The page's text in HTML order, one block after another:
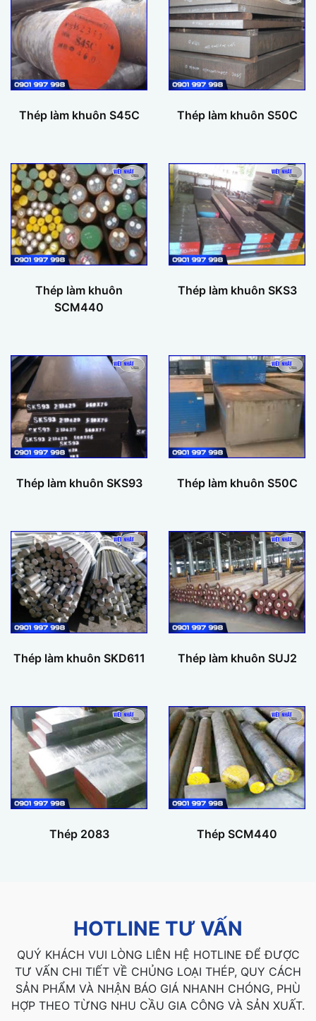
Thép làm khuôn S45C Thép làm khuôn S50C
Thép làm khuôn
SCM440
Thép làm khuôn SKS3
Thép làm khuôn SKS93 Thép làm khuôn S50C
Thép làm khuôn SKD611 Thép làm khuôn SUJ2
Thép 2083 Thép SCM440
HOTLINE TƯ VẤN
QUÝ KHÁCH VUI LÒNG LIÊN HỆ HOTLINE ĐỂ ĐƯỢC
TƯ VẤN CHI TIẾT VỀ CHỦNG LOẠI THÉP, QUY CÁCH
SẢN PHẨM VÀ NHẬN BÁO GIÁ NHANH CHÓNG, PHÙ
HỢP THEO TỪNG NHU CẦU GIA CÔNG VÀ SẢN XUẤT.